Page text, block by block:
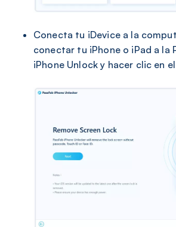
Conecta tu iDevice a la
conectar tu iPhone o iPad a la
iPhone Unlock y hacer clic en